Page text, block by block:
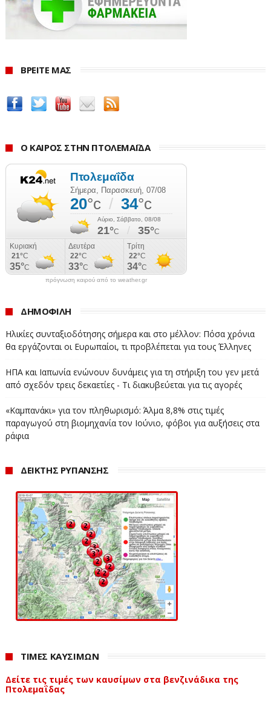
ΒΡΕΙΤΕ ΜΑΣ
Ο ΚΑΙΡΟΣ ΣΤΗΝ ΠΤΟΛΕΜΑΪΔΑ
πρόγνωση καιρού από το weather.gr
ΔΗΜΟΦΙΛΗ
Ηλικίες συνταξιοδότησης σήμερα και στο μέλλον: Πόσα χρόνια
θα εργάζονται οι Ευρωπαίοι, τι προβλέπεται για τους Έλληνες
ΗΠΑ και Ιαπωνία ενώνουν δυνάμεις για τη στήριξη του γεν μετά
από σχεδόν τρεις δεκαετίες - Τι διακυβεύεται για τις αγορές
«Καμπανάκι» για τον πληθωρισμό: Άλμα 8,8% στις τιμές
παραγωγού στη βιομηχανία τον Ιούνιο, φόβοι για αυξήσεις στα
ράφια
ΔΕΙΚΤΗΣ ΡΥΠΑΝΣΗΣ
ΤΙΜΕΣ ΚΑΥΣΙΜΩΝ
Δείτε τις τιμές των καυσίμων στα βενζινάδικα της
Πτολεμαΐδας